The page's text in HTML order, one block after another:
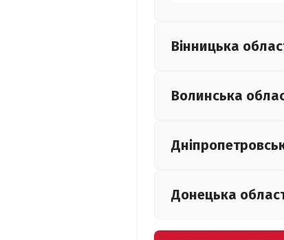
Вінницька
Волинська
Донецька